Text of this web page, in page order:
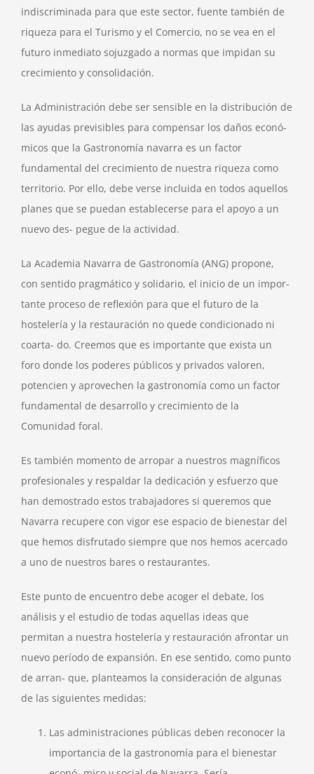
indiscriminada para que este sector, fuente también de
riqueza para el Turismo y el Comercio, no se vea en el
futuro inmediato sojuzgado a normas que impidan su
crecimiento y consolidación.
La Administración debe ser sensible en la distribución de
las ayudas previsibles para compensar los daños econó-
micos que la Gastronomía navarra es un factor
fundamental del crecimiento de nuestra riqueza como
territorio. Por ello, debe verse incluida en todos aquellos
planes que se puedan establecerse para el apoyo a un
nuevo des- pegue de la actividad.
La Academia Navarra de Gastronomía (ANG) propone,
con sentido pragmático y solidario, el inicio de un impor-
tante proceso de reflexión para que el futuro de la
hostelería y la restauración no quede condicionado ni
coarta- do. Creemos que es importante que exista un
foro donde los poderes públicos y privados valoren,
potencien y aprovechen la gastronomía como un factor
fundamental de desarrollo y crecimiento de la
Comunidad foral.
Es también momento de arropar a nuestros magníficos
profesionales y respaldar la dedicación y esfuerzo que
han demostrado estos trabajadores si queremos que
Navarra recupere con vigor ese espacio de bienestar del
que hemos disfrutado siempre que nos hemos acercado
a uno de nuestros bares o restaurantes.
Este punto de encuentro debe acoger el debate, los
análisis y el estudio de todas aquellas ideas que
permitan a nuestra hostelería y restauración afrontar un
nuevo período de expansión. En ese sentido, como punto
de arran- que, planteamos la consideración de algunas
de las siguientes medidas:
Las administraciones públicas deben reconocer la
importancia de la gastronomía para el bienestar